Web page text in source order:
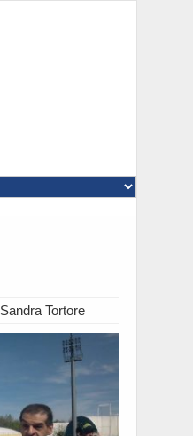
Sandra Tortore